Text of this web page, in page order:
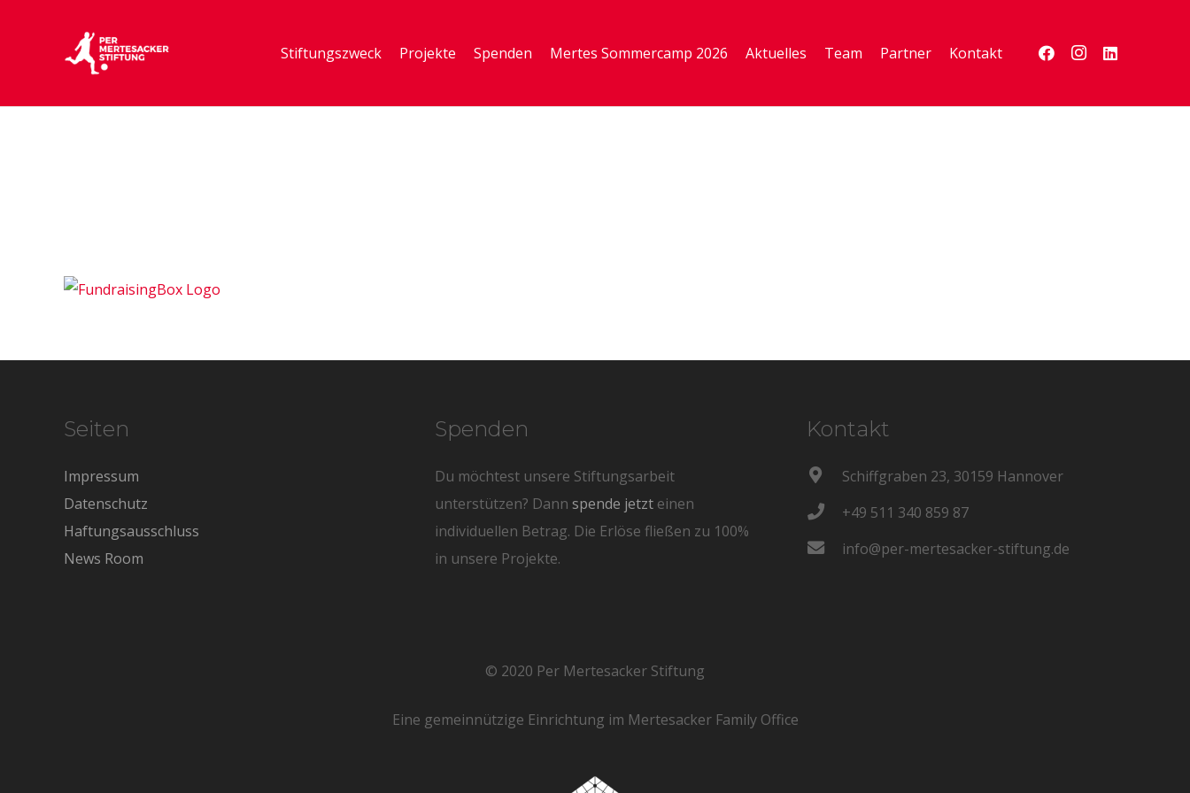
Stiftungszweck Projekte Spenden Mertes Sommercamp 2026 Aktuelles Team Partner Kontakt
Seiten
Impressum
Datenschutz
Haftungsausschluss
News Room
Spenden
Du möchtest unsere Stiftungsarbeit
unterstützen? Dannspende jetzt einen
individuellen Betrag. Die Erlöse fließen zu 100%
in unsere Projekte.
Kontakt
Schiffgraben 23, 30159 Hannover
+49 511 340 859 87
info@per-mertesacker-stiftung.de
© 2020 Per Mertesacker Stiftung
Eine gemeinnützige Einrichtung im Mertesacker Family Office